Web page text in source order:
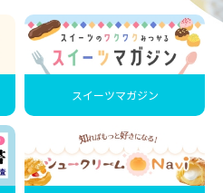
スイーツマガジン